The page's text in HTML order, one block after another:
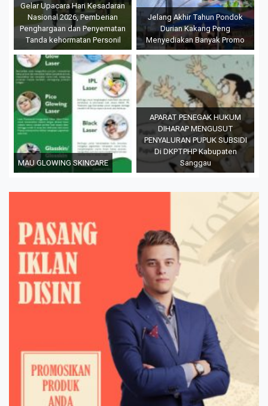
Gelar Upacara Hari Kesadaran
Nasional 2026, Pemberian
Penghargaan dan Penyematan
Tanda kehormatan Personil
Jelang Akhir Tahun Pondok
Durian Kakang Peng
Menyediakan Banyak Promo
MAU GLOWING SKINCARE
APARAT PENEGAK HUKUM
DIHARAP MENGUSUT
PENYALURAN PUPUK SUBSIDI
Di DKPTPHP Kabupaten
Sanggau